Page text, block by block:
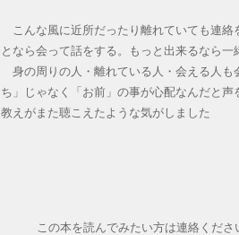
こんな風に近所だったり離れていても連絡
となら会って話をする。もっと出来るなら
身の周りの人・離れている人・会える人も
ち」じゃなく「お前」の事が心配なんだと
教えがまた聴こえたような気がしました
この本を読んでみたい方は連絡くださ